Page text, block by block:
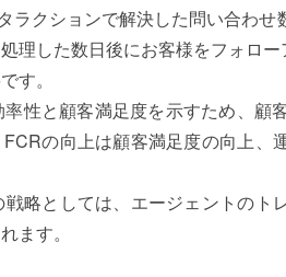
ラクションで解決した問い合わ
理した数日後にお客様をフォロ
す。
性と顧客満足度を示すため、
の向上は顧客満足度の向上
略としては、エージェントの
ます。